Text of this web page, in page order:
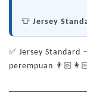
👕 Jersey
✅ Jersey Standard
perempuan